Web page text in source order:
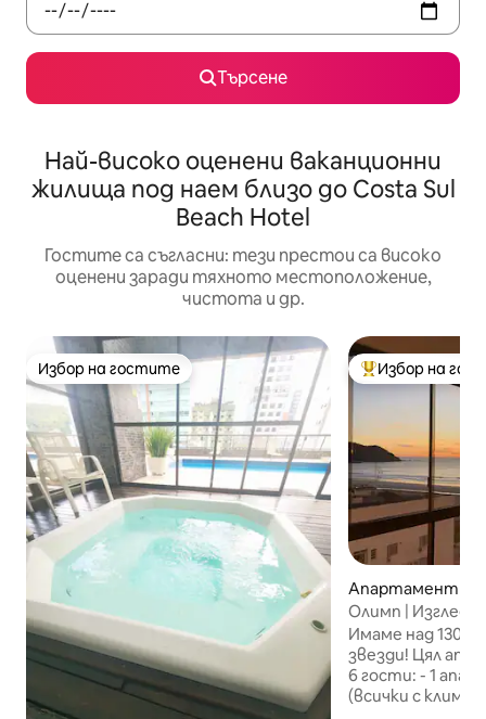
Търсене
Най-високо оценени ваканционни
жилища под наем близо до Costa Sul
Beach Hotel
Гостите са съгласни: тези престои са високо
оценени заради тяхното местоположение,
чистота и др.
Избор на гостите
Избор на гостите Най-популярен
Избор на
Апартамент –
мбориу
Олимп | Изглед
апартамент с
Климатик
Имаме над 130
звезди! Цял апартамент за до
6 гости: - 1 апартамент+2 стаи
(всички с